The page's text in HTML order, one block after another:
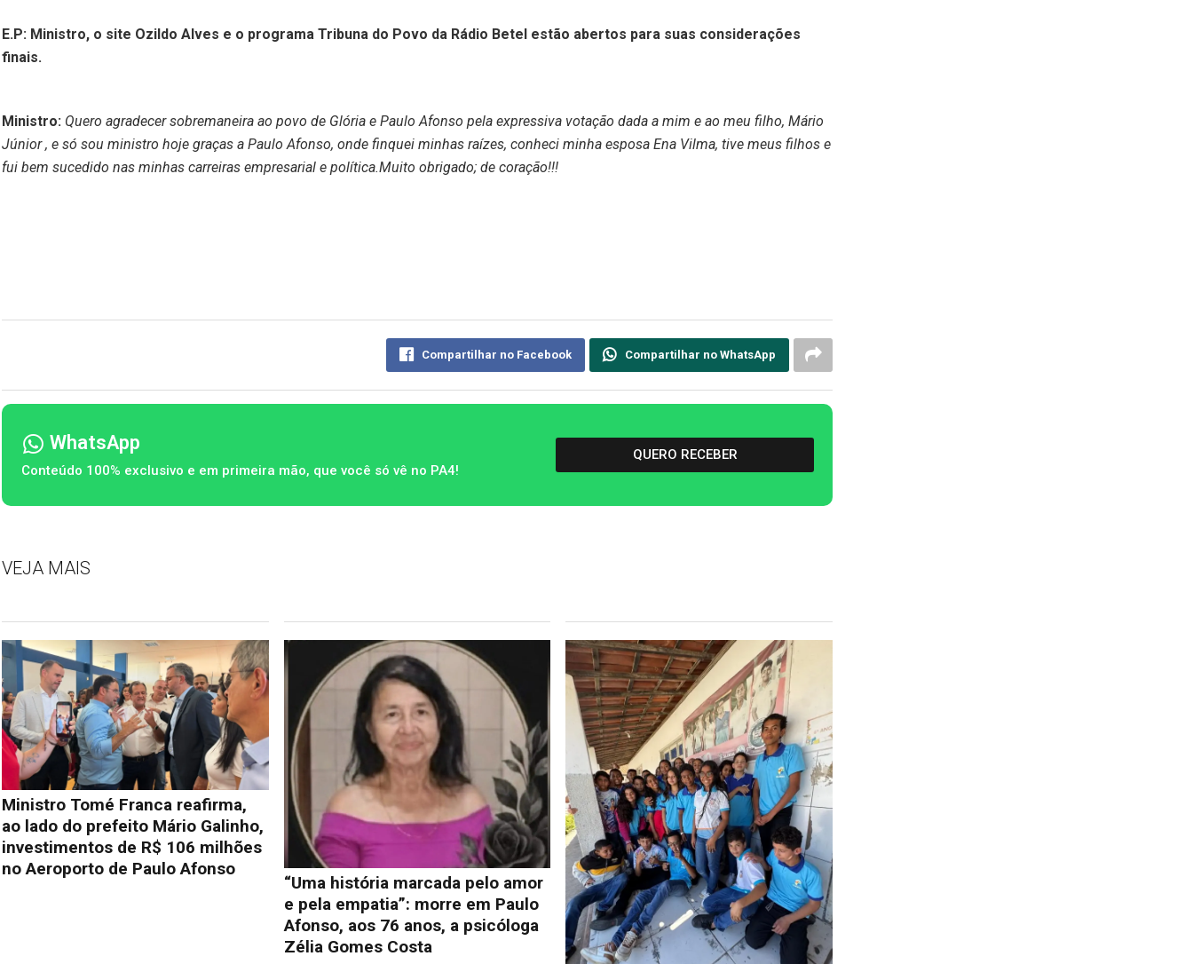
E.P: Ministro, o site Ozildo Alves e o programa Tribuna do Povo da Rádio Betel estão abertos para suas considerações
finais.
Ministro: Quero agradecer sobremaneira ao povo de Glória e Paulo Afonso pela expressiva votação dada a mim e ao meu filho, Mário
Júnior , e só sou ministro hoje graças a Paulo Afonso, onde finquei minhas raízes, conheci minha esposa Ena Vilma, tive meus filhos e
fui bem sucedido nas minhas carreiras empresarial e política.Muito obrigado; de coração!!!
Compartilhar no Facebook Compartilhar no WhatsApp
WhatsApp
Conteúdo 100% exclusivo e em primeira mão, que você só vê no PA4!
QUERO RECEBER
VEJA MAIS
Ministro Tomé Franca reafirma,
ao lado do prefeito Mário Galinho,
investimentos de R$ 106 milhões
no Aeroporto de Paulo Afonso
“Uma história marcada pelo amor
e pela empatia”: morre em Paulo
Afonso, aos 76 anos, a psicóloga
Zélia Gomes Costa